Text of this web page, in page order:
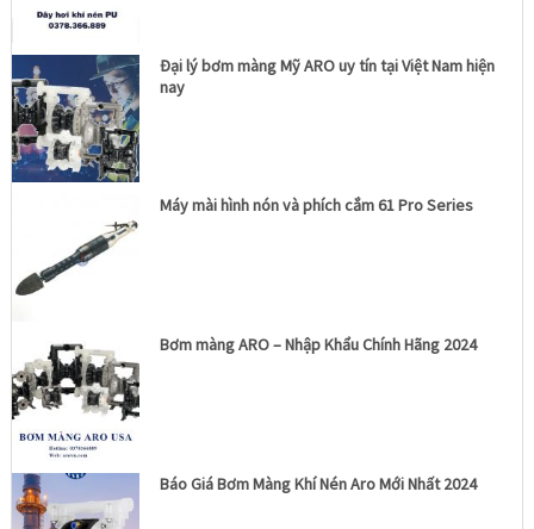
Đại lý bơm màng Mỹ ARO uy tín tại Việt Nam hiện
nay
Máy mài hình nón và phích cắm 61 Pro Series
Bơm màng ARO – Nhập Khẩu Chính Hãng 2024
Báo Giá Bơm Màng Khí Nén Aro Mới Nhất 2024